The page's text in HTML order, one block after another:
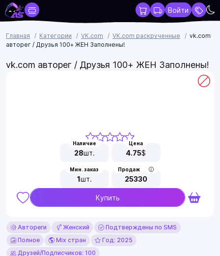
Войти
Главная Категории VK.com VK.com раскрученные
vk.com
авторег / Друзья 100+ ЖЕН Заполнены!
vk.com авторег / Друзья 100+ ЖЕН Заполнены!
Наличие
28шт.
Цена
4.75$
Мин. заказ
1шт.
Продаж
25330
Купить
Автореги Женский
Подтверждены по SMS
Полное
Mix стран
Год: 2025
Друзей/Подписчиков: 100